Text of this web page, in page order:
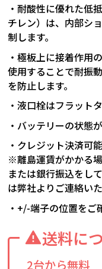
・耐酸性に優れた低
チレン）は、内部シ
制します。
・極板上に接着作用
使用することで耐振
を防止します。
・液口栓はフラット
・バッテリーの状態
・クレジット決済可能
※離島運賃がかかる
または銀行振込をし
は弊社よりご連絡い
・+/-端子の位置をご
送料に
2台から無料